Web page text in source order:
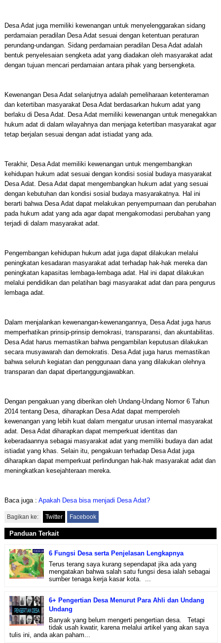
Desa Adat juga memiliki kewenangan untuk menyelenggarakan sidang
perdamaian peradilan Desa Adat sesuai dengan ketentuan peraturan
perundang-undangan. Sidang perdamaian peradilan Desa Adat adalah
bentuk penyelesaian sengketa adat yang diadakan oleh masyarakat adat
dengan tujuan mencari perdamaian antara pihak yang bersengketa.
Kewenangan Desa Adat selanjutnya adalah pemeliharaan ketenteraman
dan ketertiban masyarakat Desa Adat berdasarkan hukum adat yang
berlaku di Desa Adat. Desa Adat memiliki kewenangan untuk menegakkan
hukum adat di dalam wilayahnya dan menjaga ketertiban masyarakat agar
tetap berjalan sesuai dengan adat istiadat yang ada.
Terakhir, Desa Adat memiliki kewenangan untuk mengembangkan
kehidupan hukum adat sesuai dengan kondisi sosial budaya masyarakat
Desa Adat. Desa Adat dapat mengembangkan hukum adat yang sesuai
dengan kebutuhan dan kondisi sosial budaya masyarakatnya. Hal ini
berarti bahwa Desa Adat dapat melakukan penyempurnaan dan perubahan
pada hukum adat yang ada agar dapat mengakomodasi perubahan yang
terjadi di dalam masyarakat adat.
Pengembangan kehidupan hukum adat juga dapat dilakukan melalui
peningkatan kesadaran masyarakat adat terhadap hak-hak mereka dan
peningkatan kapasitas lembaga-lembaga adat. Hal ini dapat dilakukan
melalui pendidikan dan pelatihan bagi masyarakat adat dan para pengurus
lembaga adat.
Dalam menjalankan kewenangan-kewenangannya, Desa Adat juga harus
memperhatikan prinsip-prinsip demokrasi, transparansi, dan akuntabilitas.
Desa Adat harus memastikan bahwa pengambilan keputusan dilakukan
secara musyawarah dan demokratis. Desa Adat juga harus memastikan
bahwa seluruh kegiatan dan penggunaan dana yang dilakukan olehnya
transparan dan dapat dipertanggungjawabkan.
Dengan pengakuan yang diberikan oleh Undang-Undang Nomor 6 Tahun
2014 tentang Desa, diharapkan Desa Adat dapat memperoleh
kewenangan yang lebih kuat dalam mengatur urusan internal masyarakat
adat. Desa Adat diharapkan dapat memperkuat identitas dan
keberadaannya sebagai masyarakat adat yang memiliki budaya dan adat
istiadat yang khas. Selain itu, pengakuan terhadap Desa Adat juga
diharapkan dapat memperkuat perlindungan hak-hak masyarakat adat dan
meningkatkan kesejahteraan mereka.
Baca juga : Apakah Desa bisa menjadi Desa Adat?
Bagikan ke: Twitter Facebook
Panduan Terkait
6 Fungsi Desa serta Penjelasan Lengkapnya
Terus terang saya kurang sependapat jika ada yang
mengatakan bahwa salah satu fungsi desa ialah sebagai
sumber tenaga kerja kasar kota. ...
6+ Pengertian Desa Menurut Para Ahli dan Undang
Undang
Banyak yang belum mengerti pengertian desa. Tetapi
tidak usah kwatir, karena melalui artikel yang akan saya
tulis ini, anda akan paham...